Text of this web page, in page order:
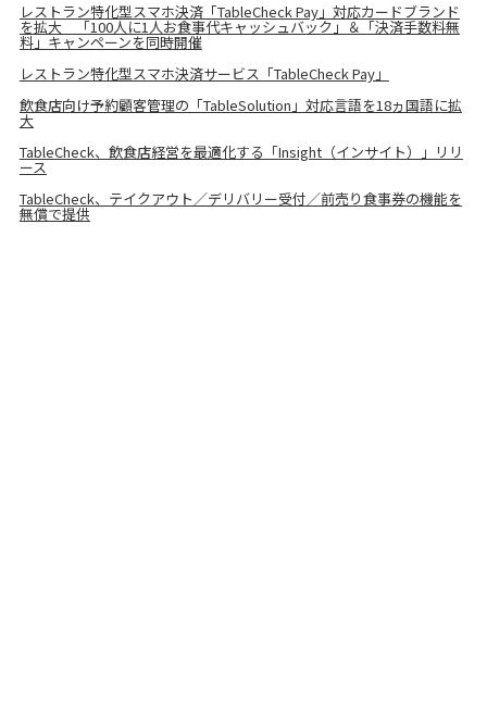
レストラン特化型スマホ決済「TableCheck Pay」対応カードブランド
を拡大 「100人に1人お食事代キャッシュバック」＆「決済手数料無
料」キャンペーンを同時開催
レストラン特化型スマホ決済サービス「TableCheck Pay」
飲食店向け予約顧客管理の「TableSolution」対応言語を18ヵ国語に拡
大
TableCheck、飲食店経営を最適化する「Insight（インサイト）」リリ
ース
TableCheck、テイクアウト／デリバリー受付／前売り食事券の機能を
無償で提供